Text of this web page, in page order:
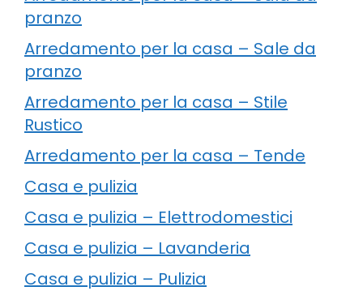
pranzo
Arredamento per la casa – Sale da
pranzo
Arredamento per la casa – Stile
Rustico
Arredamento per la casa – Tende
Casa e pulizia
Casa e pulizia – Elettrodomestici
Casa e pulizia – Lavanderia
Casa e pulizia – Pulizia